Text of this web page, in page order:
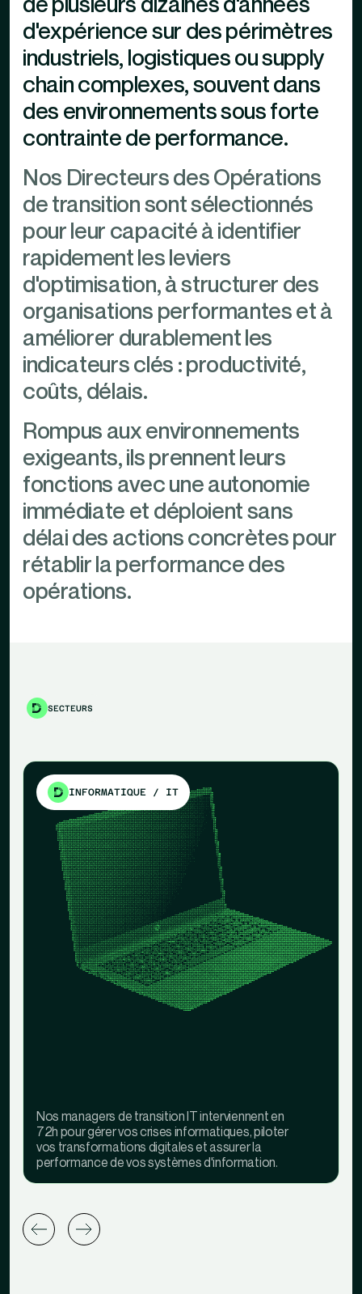
d'expérience sur des périmètres
industriels, logistiques ou supply
chain complexes, souvent dans
des environnements sous forte
contrainte de performance.
Nos Directeurs des Opérations
de transition sont sélectionnés
pour leur capacité à identifier
rapidement les leviers
d'optimisation, à structurer des
organisations performantes et à
améliorer durablement les
indicateurs clés : productivité,
coûts, délais.
Rompus aux environnements
exigeants, ils prennent leurs
fonctions avec une autonomie
immédiate et déploient sans
délai des actions concrètes pour
rétablir la performance des
opérations.
SECTEURS
INFORMATIQUE / IT
Nos managers de transition IT interviennent en
72h pour gérer vos crises informatiques, piloter
vos transformations digitales et assurer la
performance de vos systèmes d'information.